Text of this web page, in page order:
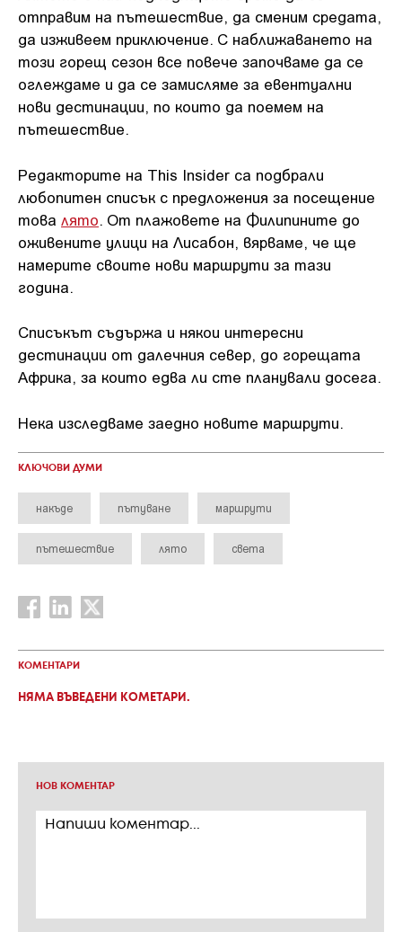
отправим на пътешествие, да сменим средата,
да изживеем приключение. С наближаването на
този горещ сезон все повече започваме да се
оглеждаме и да се замисляме за евентуални
нови дестинации, по които да поемем на
пътешествие.
Редакторите на This Insider са подбрали
любопитен списък с предложения за посещение
това лято . От плажовете на Филипините до
оживените улици на Лисабон, вярваме, че ще
намерите своите нови маршрути за тази
година.
Списъкът съдържа и някои интересни
дестинации от далечния север, до горещата
Африка, за които едва ли сте планували досега.
Нека изследваме заедно новите маршрути.
КЛЮЧОВИ ДУМИ
накъде пътуване маршрути
пътешествие лято света
КОМЕНТАРИ
НЯМА ВЪВЕДЕНИ КОМЕТАРИ.
НОВ КОМЕНТАР